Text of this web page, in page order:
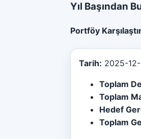
Yıl Başından
Portföy
Tarih: 2025-12-
Toplam
Toplam
Hedef
Toplam